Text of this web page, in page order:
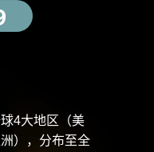
4大地区（美
），分布至全